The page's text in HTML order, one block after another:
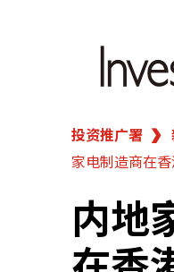
繁 简
香港
我们
投资推广署
家电制造商在
内地